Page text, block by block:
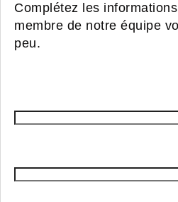
Complétez les
membre de notre équipe
peu.